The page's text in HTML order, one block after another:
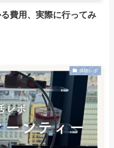
費用、実際に行ってみ
体験レポ